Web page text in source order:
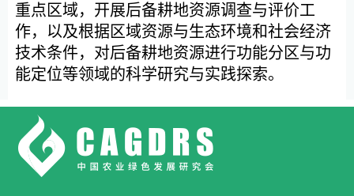
重点区域，开展后备耕地资源调查与评价工
作，以及根据区域资源与生态环境和社会经济
技术条件，对后备耕地资源进行功能分区与功
能定位等领域的科学研究与实践探索。